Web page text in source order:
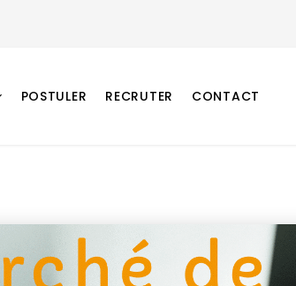
POSTULER RECRUTER CONTACT